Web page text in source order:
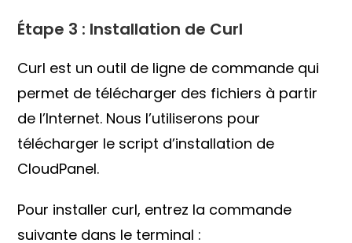
Étape 3 : Installation de Curl
Curl est un outil de ligne de commande qui
permet de télécharger des fichiers à partir
de l’Internet. Nous l’utiliserons pour
télécharger le script d’installation de
CloudPanel.
Pour installer curl, entrez la commande
suivante dans le terminal :